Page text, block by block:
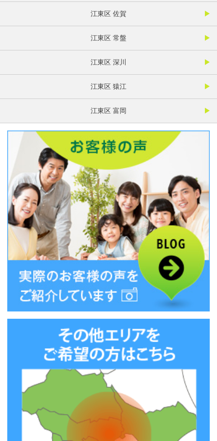
江東区 佐賀
江東区 常盤
江東区 深川
江東区 猿江
江東区 富岡